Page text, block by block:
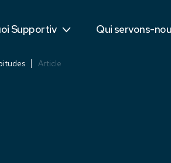
Supportiv
concurrents Qui servons-
Étudiants
Article